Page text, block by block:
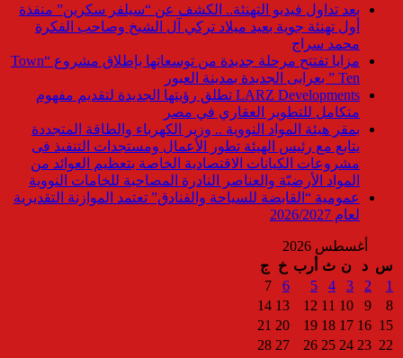
بعد تداول فيديو التهنئة.. الكشف عن “سيلفر سكرين” منفذة
أول تهنئة جوية بعيد ميلاد تركي آل الشيخ وصاحب الفكرة
محمد سراج
مزايا تفتتح مرحلة جديدة من توسعاتها بإطلاق مشروع “Town
Ten ” بعرابى الجديدة بمدينة العبور
LARZ Developments تطلق رؤيتها الجديدة لتقديم مفهوم
متكامل للتطوير العقاري في مصر
بمقر هيئة المواد النووية .. وزير الكهرباء والطاقة المتجددة
يتابع مع رئيس الهيئة تطور الأعمال ومستجدات التنفيذ فى
مشروعات الكيانات الاقتصادية الخاصة بتعظيم العوائد من
المواد الأرضيّة والعناصر النادرة المصاحبة للخامات النووية
عمومية “القابضة للسياحة والفنادق” تعتمد الموازنة التقديرية
لعام 2026/2027
أغسطس 2026
س د ن ث أرب خ
ج
1
2
3
4
5
6
7
8
9
10
11
12
13
14
15
16
17
18
19
20
21
22
23
24
25
26
27
28